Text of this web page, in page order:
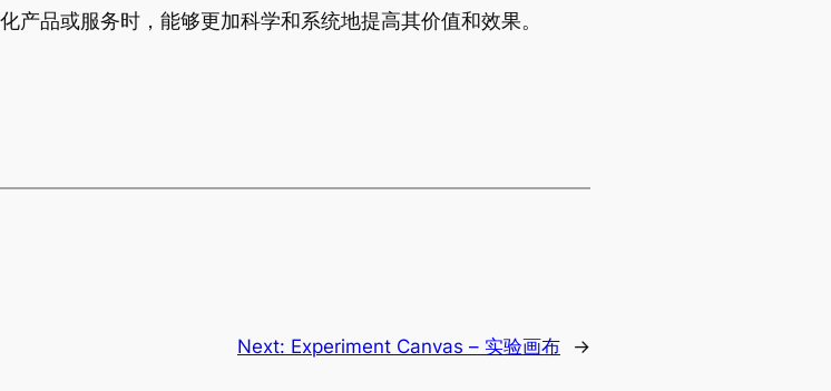
品或服务时，能够更加科学和系统地提高其价值和效果。
Next: Experiment Canvas – 实验画布 →